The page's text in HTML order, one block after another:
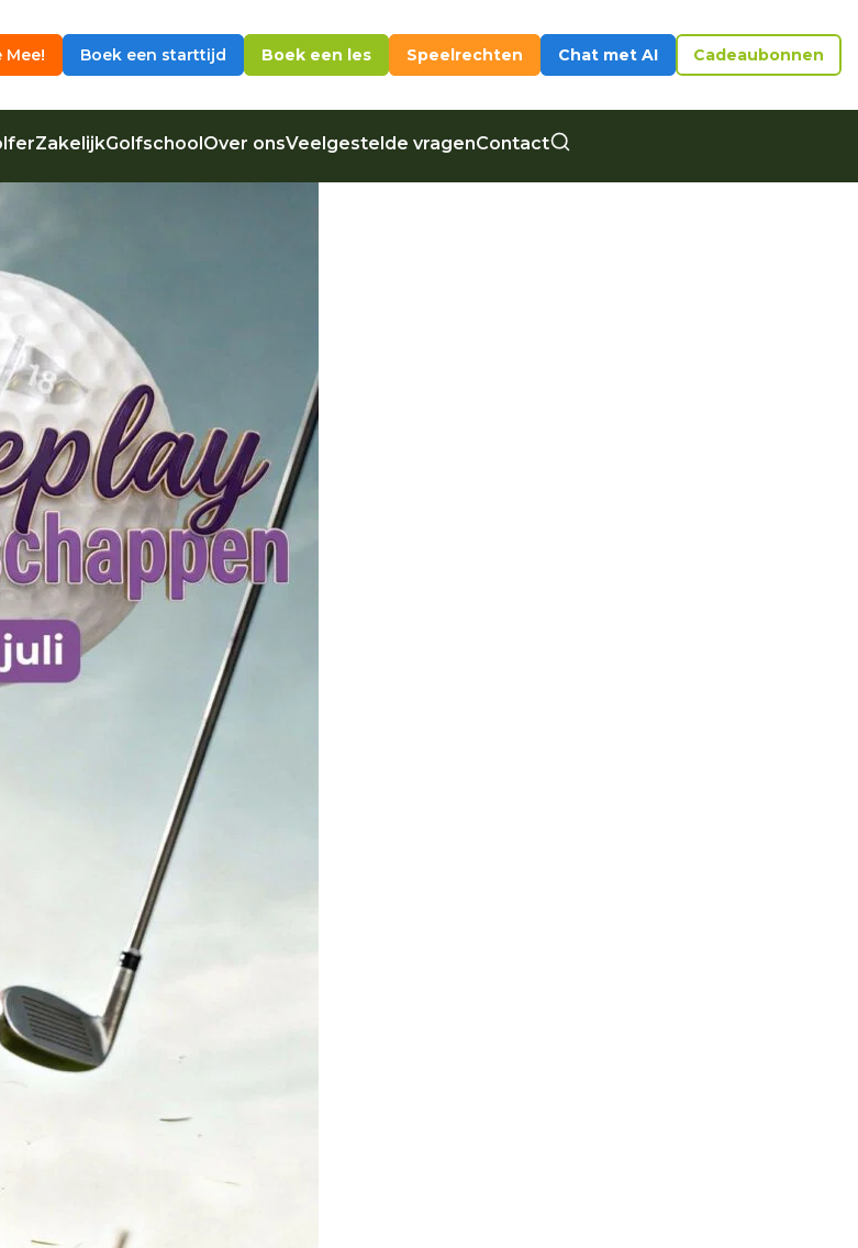
Mee! Boek een starttijd Boek een les Speelrechten Chat met AI Cadeaubonnen
ZakelijkGolfschool Over onsVeelgestelde vragenContact